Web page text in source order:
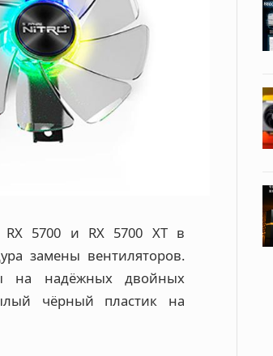
5700 и RX 5700 XT в
замены вентиляторов.
на надёжных двойных
чёрный пластик на